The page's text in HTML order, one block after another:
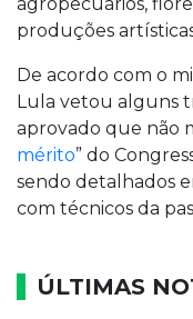
produções
De acordo com o
Lula vetou alguns
aprovado que não
mérito” do
sendo detalhados
com técnicos da
ÚLTIMAS